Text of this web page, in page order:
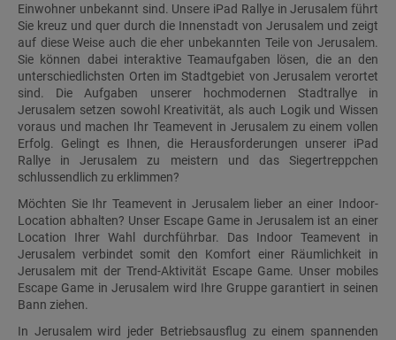
Einwohner unbekannt sind. Unsere iPad Rallye in Jerusalem führt
Sie kreuz und quer durch die Innenstadt von Jerusalem und zeigt
auf diese Weise auch die eher unbekannten Teile von Jerusalem.
Sie können dabei interaktive Teamaufgaben lösen, die an den
unterschiedlichsten Orten im Stadtgebiet von Jerusalem verortet
sind. Die Aufgaben unserer hochmodernen Stadtrallye in
Jerusalem setzen sowohl Kreativität, als auch Logik und Wissen
voraus und machen Ihr Teamevent in Jerusalem zu einem vollen
Erfolg. Gelingt es Ihnen, die Herausforderungen unserer iPad
Rallye in Jerusalem zu meistern und das Siegertreppchen
schlussendlich zu erklimmen?
Möchten Sie Ihr Teamevent in Jerusalem lieber an einer Indoor-
Location abhalten? Unser Escape Game in Jerusalem ist an einer
Location Ihrer Wahl durchführbar. Das Indoor Teamevent in
Jerusalem verbindet somit den Komfort einer Räumlichkeit in
Jerusalem mit der Trend-Aktivität Escape Game. Unser mobiles
Escape Game in Jerusalem wird Ihre Gruppe garantiert in seinen
Bann ziehen.
In Jerusalem wird jeder Betriebsausflug zu einem spannenden